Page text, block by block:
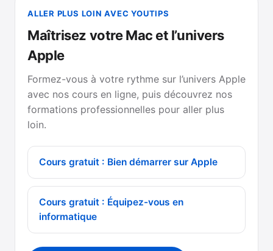
ALLER PLUS LOIN AVEC YOUTIPS
Maîtrisez votre Mac et l’univers
Apple
Formez-vous à votre rythme sur l’univers Apple
avec nos cours en ligne, puis découvrez nos
formations professionnelles pour aller plus
loin.
Cours gratuit : Bien démarrer sur Apple
Cours gratuit : Équipez-vous en
informatique